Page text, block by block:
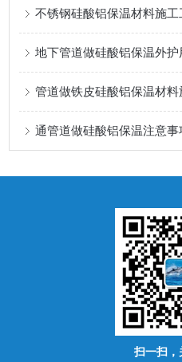
不锈钢硅酸铝保温材料施工
地下管道做硅酸铝保温外
管道做铁皮硅酸铝保温材
通管道做硅酸铝保温注意
扫一扫，